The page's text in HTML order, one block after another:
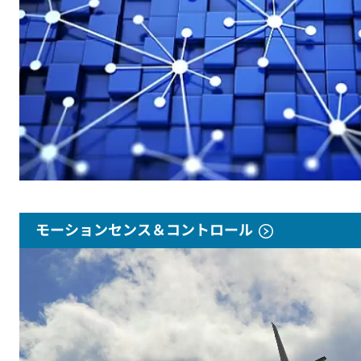
モーションセンス＆コントロール